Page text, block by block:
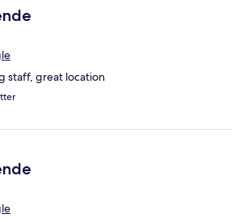
staff, great location